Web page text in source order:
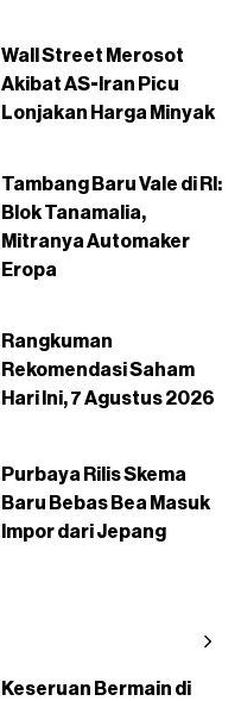
Wall Street Merosot
Akibat AS-Iran Picu
Lonjakan Harga Minyak
Tambang Baru Vale di RI:
Blok Tanamalia,
Mitranya Automaker
Eropa
Rangkuman
Rekomendasi Saham
Hari Ini, 7 Agustus 2026
Purbaya Rilis Skema
Baru Bebas Bea Masuk
Impor dari Jepang
Keseruan Bermain di